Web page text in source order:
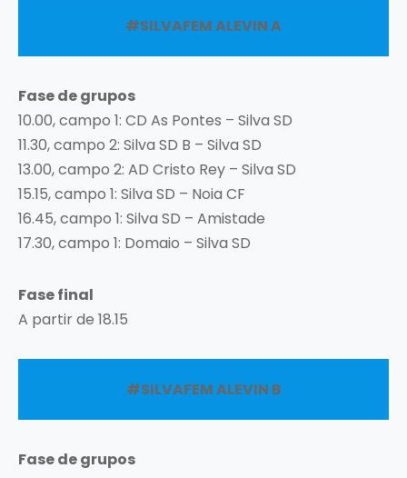
#SILVAFEM ALEVIN A
Fase de grupos
10.00, campo 1: CD As Pontes – Silva SD
11.30, campo 2: Silva SD B – Silva SD
13.00, campo 2: AD Cristo Rey – Silva SD
15.15, campo 1: Silva SD – Noia CF
16.45, campo 1: Silva SD – Amistade
17.30, campo 1: Domaio – Silva SD
Fase final
A partir de 18.15
#SILVAFEM ALEVIN B
Fase de grupos